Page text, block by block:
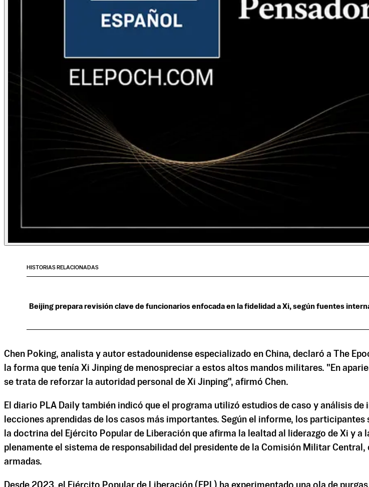
HISTORIAS RELACIONADAS
Beijing prepara revisión clave de funcionarios enfocada en la fidelidad a Xi, según fuentes
Chen Poking, analista y autor estadounidense especializado en China, declaró a The
la forma que tenía Xi Jinping de menospreciar a estos altos mandos militares. "En
se trata de reforzar la autoridad personal de Xi Jinping", afirmó Chen.
El diario PLA Daily también indicó que el programa utilizó estudios de caso y análisis
lecciones aprendidas de los casos más importantes. Según el informe, los
la doctrina del Ejército Popular de Liberación que afirma la lealtad al liderazgo de Xi y
plenamente el sistema de responsabilidad del presidente de la Comisión Militar
armadas.